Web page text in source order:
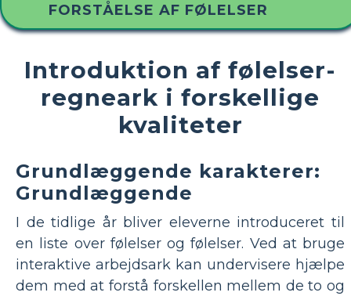
FORSTÅELSE AF FØLELSER
Introduktion af følelser-
regneark i forskellige
kvaliteter
Grundlæggende karakterer:
Grundlæggende
I de tidlige år bliver eleverne introduceret til
en liste over følelser og følelser. Ved at bruge
interaktive arbejdsark kan undervisere hjælpe
dem med at forstå forskellen mellem de to og